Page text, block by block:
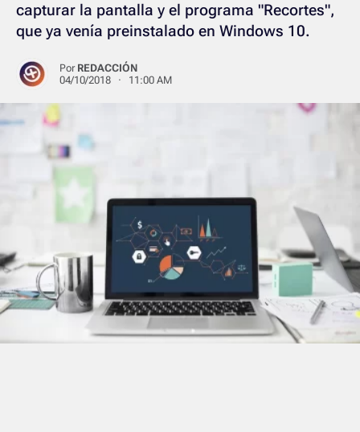
capturar la pantalla y el programa "Recortes",
que ya venía preinstalado en Windows 10.
Por REDACCIÓN
04/10/2018 · 11:00 AM